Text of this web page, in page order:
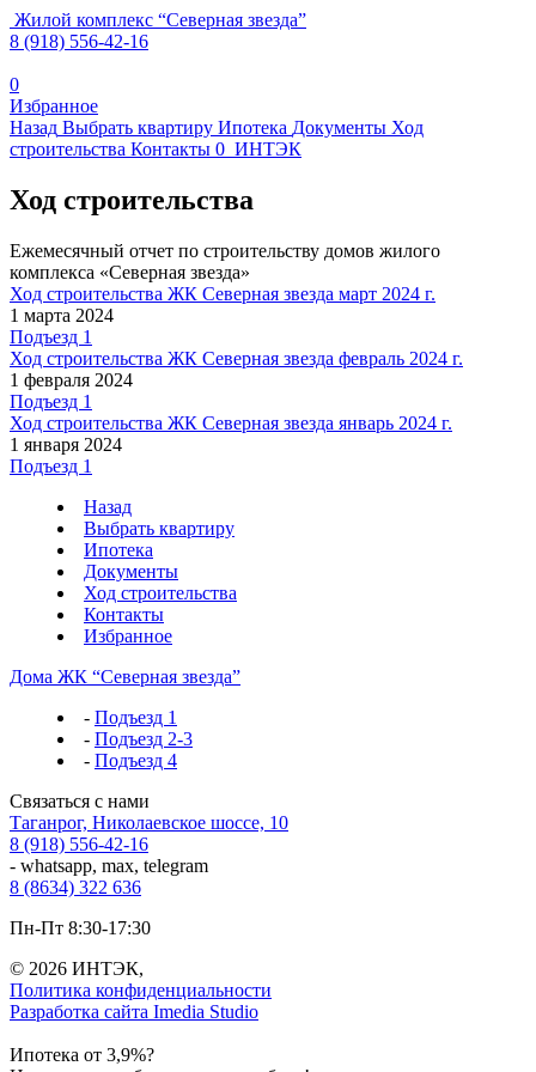
Жилой комплекс “Северная звезда”
8 (918) 556-42-16
0
Избранное
Назад Выбрать квартиру Ипотека Документы Ход
строительства Контакты 0 ИНТЭК
Ход строительства
Ежемесячный отчет по строительству домов жилого
комплекса «Северная звезда»
Ход строительства ЖК Северная звезда март 2024 г.
1 марта 2024
Подъезд 1
Ход строительства ЖК Северная звезда февраль 2024 г.
1 февраля 2024
Подъезд 1
Ход строительства ЖК Северная звезда январь 2024 г.
1 января 2024
Подъезд 1
Назад
Выбрать квартиру
Ипотека
Документы
Ход строительства
Контакты
Избранное
Дома ЖК “Северная звезда”
- Подъезд 1
- Подъезд 2-3
- Подъезд 4
Связаться с нами
Таганрог, Николаевское шоссе, 10
8 (918) 556-42-16
- whatsapp, max, telegram
8 (8634) 322 636
Пн-Пт 8:30-17:30
© 2026 ИНТЭК,
Политика конфиденциальности
Разработка сайта Imedia Studio
Ипотека от 3,9%?